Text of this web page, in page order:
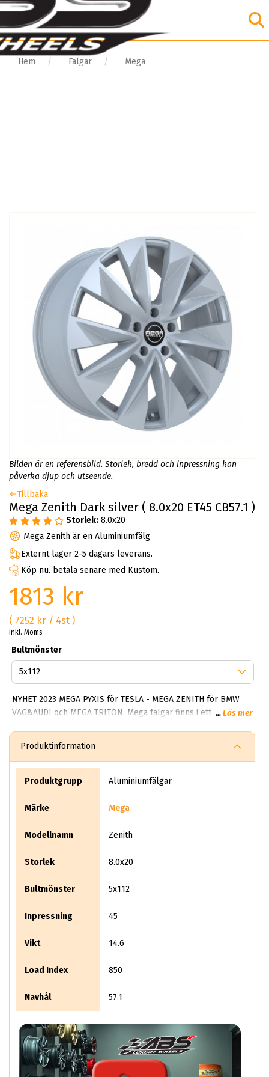
Hem Fälgar Mega
Bilden är en referensbild. Storlek, bredd och inpressning kan
påverka djup och utseende.
Tillbaka
Mega Zenith Dark silver ( 8.0x20 ET45 CB57.1 )
Storlek: 8.0x20
Mega Zenith är en Aluminiumfälg
Externt lager 2-5 dagars leverans.
Köp nu. betala senare med Kustom.
1813 kr
( 7252 kr / 4st )
inkl. Moms
Bultmönster
NYHET 2023 MEGA PYXIS för TESLA - MEGA ZENITH för BMW
VAG&AUDI och MEGA TRITON. Mega fälgar finns i ett brett
deras förmåga att alltid skapa robusta fälgar som tål både
vinter och sommarbruk. I kollektionen finns Hercules 5 och
storsäljaren Polera samt Virgo. Samtliga modeller (inte alla)
trailer så har mega Wheels ett stort utbud för dig som
...Läs mer
Produktinformation
Produktgrupp Aluminiumfälgar
Märke Mega
Modellnamn Zenith
Storlek 8.0x20
Bultmönster 5x112
Inpressning 45
Vikt 14.6
Load Index 850
Navhål 57.1